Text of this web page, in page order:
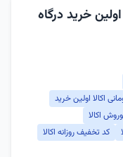
اولین خرید درگاه
اکالا
کد تخفیف روزانه اکالا